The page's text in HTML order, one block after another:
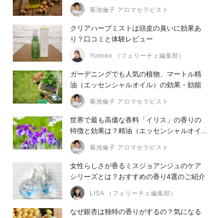
菊池倫子 アロマセラピスト
クリアハーブミストは頭皮の臭いに効果あ
り？口コミと体験レビュー
Yumiko （フェリーチェ編集部）
ガーデニングでも人気の植物、マートル精
油（エッセンシャルオイル）の効果・効能
菊池倫子 アロマセラピスト
世界で最も高価な香料「イリス」の香りの
特徴と効果は？精油（エッセンシャルオイ...
菊池倫子 アロマセラピスト
女性らしさが香るミスジョアンジュのケア
シリーズとは？おすすめの香り4選のご紹介
LISA （フェリーチェ編集部）
なぜ銀杏は独特の香りがするの？気になる